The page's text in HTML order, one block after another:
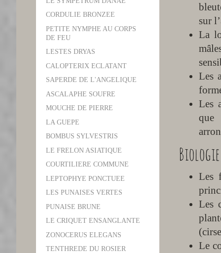
sur
La
Les
Les
que
Biologie
Les
Les
Le
CORDULIE BRONZEE
PETITE NYMPHE AU CORPS
DE FEU
LESTES DRYAS
CALOPTERIX ECLATANT
SAPERDE DE L'ANGELIQUE
ASCALAPHE SOUFRE
MOUCHE DE PIERRE
LA GUEPE
BOMBUS SYLVESTRIS
LE FRELON ASIATIQUE
COURTILIERE COMMUNE
LEPTOPHYE PONCTUEE
LES PUNAISES VERTES
PUNAISE BRUNE
LE CRIQUET ENSANGLANTE
ZONOCERUS ELEGANS
TENTHREDE DU ROSIER